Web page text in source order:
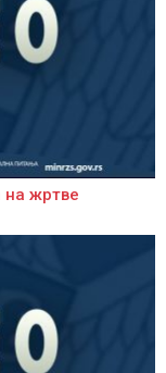
жртве